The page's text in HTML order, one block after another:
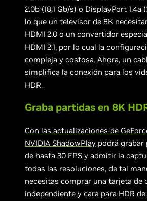
2.0b (18,1 Gb/s) o DisplayPort 1.4a
lo que un televisor de 8K
HDMI 2.0 o un convertidor
HDMI 2.1, por lo cual la
compleja y costosa. Ahora, un
simplifica la conexión para los
HDR.
Graba partidas en 8K
Con las actualizaciones de
NVIDIA ShadowPlay podrá grabar
de hasta 30 FPS y admitir la
todas las resoluciones, de tal
necesitas comprar una tarjeta de
independiente y cara para HDR